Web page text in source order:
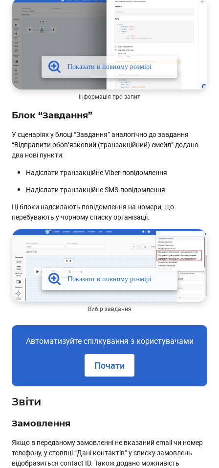
Інформація про запит
Блок “Завдання”
У сценаріях у блоці “Завдання” аналогічно до завдання
“Відправити обовʼязковий (транзакційний) емейл” додано
два нові пункти:
Надіслати транзакційне Viber-повідомлення
Надіслати транзакційне SMS-повідомлення
Ці блоки надсилають повідомлення на номери, що
перебувають у чорному списку організації.
Вибір завдання
Автоматизуйте спілкування з користувачами
Почати
Звіти
Замовлення
Якщо в переданому замовленні не вказаний email чи номер
телефону, у стовпці “Дані контактів” у списку замовлень
відобразиться contact ID. Також додано можливість